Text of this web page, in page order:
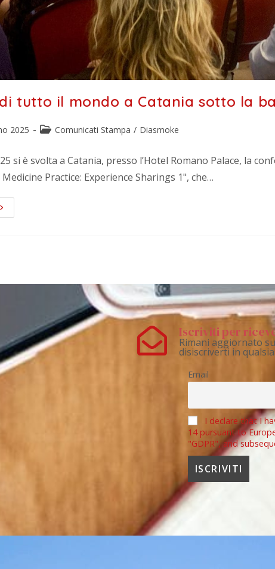
tutto il mondo a Catania sotto la
2025 Comunicati Stampa / Diasmoke
si è svolta a Catania, presso l’Hotel Romano Palace, la
Practice: Experience Sharings 1", che…
Iscriviti per
Rimani aggiornato
disiscriverti in
Email
I declare that I
14 pursuant to
"GDPR", and